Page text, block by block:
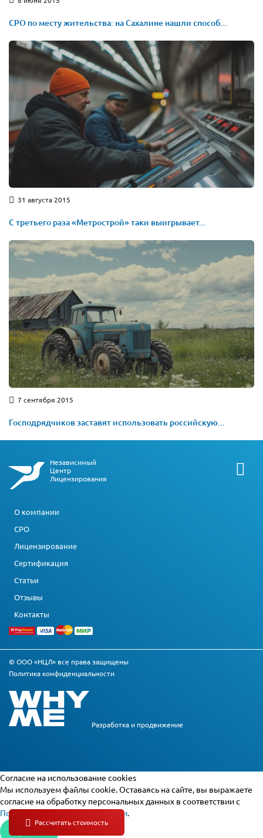
СРО по месту жительства: на Сахалине нашли способ...
31 августа 2015
С третьего раза «Метрострой» таки выигрывает...
7 сентября 2015
​Господрядчиков заставят использовать российскую...
Независимый
Центр
Лицензирования
О компании
СРО
Лицензирование
Сертификация
Статьи
Отзывы
Контакты
© ООО «НЦЛ» все права защищены
Политика конфиденциальности
Разработка и продвижение
Cогласие на использование cookies
Мы используем файлы cookie. Оставаясь на сайте, вы выражаете
согласие на обработку персональных данных в соответствии с
Политикой конфиденциальности.